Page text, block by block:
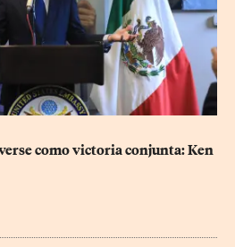
como victoria conjunta: Ken